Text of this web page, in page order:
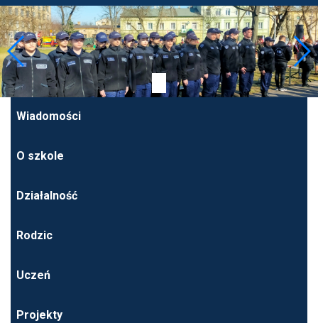
Wiadomości
O szkole
Działalność
Rodzic
Uczeń
Projekty